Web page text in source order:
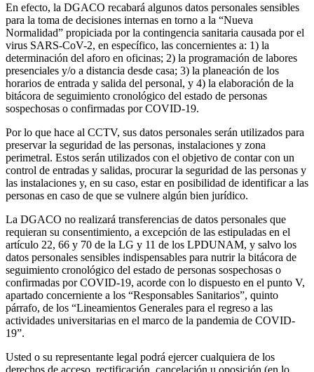
En efecto, la DGACO recabará algunos datos personales sensibles
para la toma de decisiones internas en torno a la “Nueva
Normalidad” propiciada por la contingencia sanitaria causada por el
virus SARS-CoV-2, en específico, las concernientes a: 1) la
determinación del aforo en oficinas; 2) la programación de labores
presenciales y/o a distancia desde casa; 3) la planeación de los
horarios de entrada y salida del personal, y 4) la elaboración de la
bitácora de seguimiento cronológico del estado de personas
sospechosas o confirmadas por COVID-19.
Por lo que hace al CCTV, sus datos personales serán utilizados para
preservar la seguridad de las personas, instalaciones y zona
perimetral. Estos serán utilizados con el objetivo de contar con un
control de entradas y salidas, procurar la seguridad de las personas y
las instalaciones y, en su caso, estar en posibilidad de identificar a las
personas en caso de que se vulnere algún bien jurídico.
La DGACO no realizará transferencias de datos personales que
requieran su consentimiento, a excepción de las estipuladas en el
artículo 22, 66 y 70 de la LG y 11 de los LPDUNAM, y salvo los
datos personales sensibles indispensables para nutrir la bitácora de
seguimiento cronológico del estado de personas sospechosas o
confirmadas por COVID-19, acorde con lo dispuesto en el punto V,
apartado concerniente a los “Responsables Sanitarios”, quinto
párrafo, de los “Lineamientos Generales para el regreso a las
actividades universitarias en el marco de la pandemia de COVID-
19”.
Usted o su representante legal podrá ejercer cualquiera de los